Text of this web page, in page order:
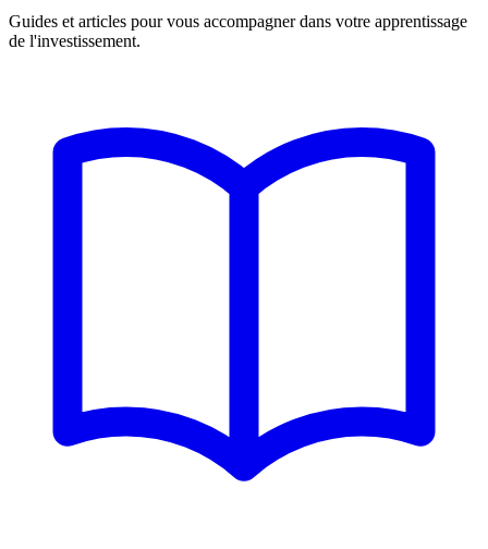
Guides et articles pour vous accompagner dans votre apprentissage
de l'investissement.